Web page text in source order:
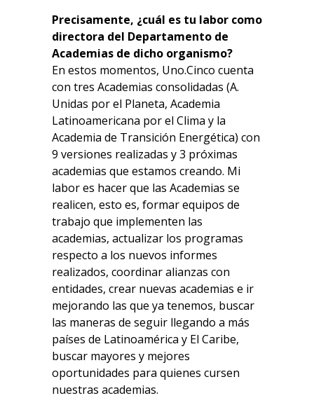
Precisamente, ¿cuál es tu labor como
directora del Departamento de
Academias de dicho organismo?
En estos momentos, Uno.Cinco cuenta
con tres Academias consolidadas (A.
Unidas por el Planeta, Academia
Latinoamericana por el Clima y la
Academia de Transición Energética) con
9 versiones realizadas y 3 próximas
academias que estamos creando. Mi
labor es hacer que las Academias se
realicen, esto es, formar equipos de
trabajo que implementen las
academias, actualizar los programas
respecto a los nuevos informes
realizados, coordinar alianzas con
entidades, crear nuevas academias e ir
mejorando las que ya tenemos, buscar
las maneras de seguir llegando a más
países de Latinoamérica y El Caribe,
buscar mayores y mejores
oportunidades para quienes cursen
nuestras academias.